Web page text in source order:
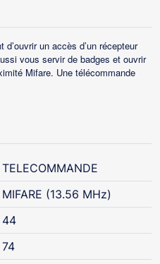
un accès d’un récepteur
vous servir de badges et ouvrir
Mifare. Une télécommande
TELECOMMANDE
MIFARE (13.56 MHz)
44
74